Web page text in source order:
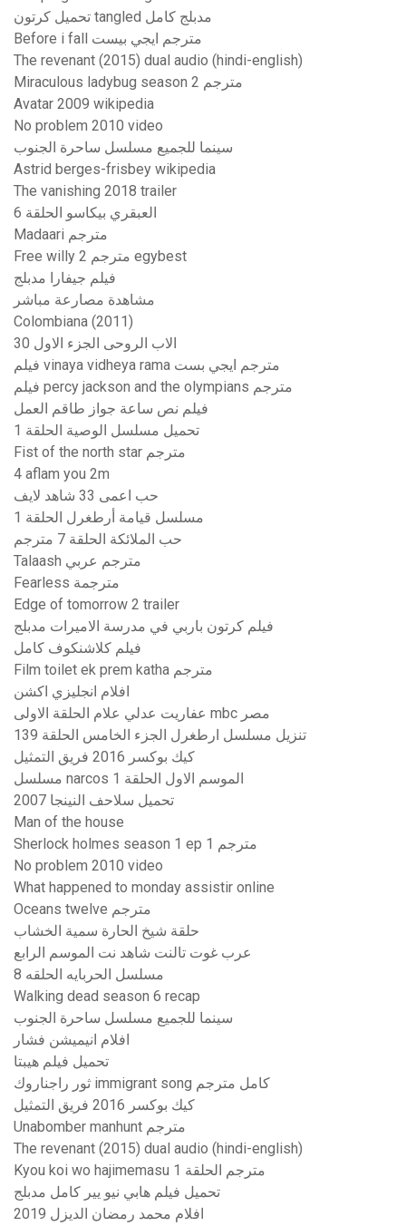
تحميل كرتون tangled مدبلج كامل
Before i fall مترجم ايجي بيست
The revenant (2015) dual audio (hindi-english)
Miraculous ladybug season 2 مترجم
Avatar 2009 wikipedia
No problem 2010 video
سينما للجميع مسلسل ساحرة الجنوب
Astrid berges-frisbey wikipedia
The vanishing 2018 trailer
العبقري بيكاسو الحلقة 6
Madaari مترجم
Free willy 2 مترجم egybest
فيلم جيفارا مدبلج
مشاهدة مصارعة مباشر
Colombiana (2011)
الاب الروحى الجزء الاول 30
فيلم vinaya vidheya rama مترجم ايجي بست
فيلم percy jackson and the olympians مترجم
فيلم نص ساعة جواز طاقم العمل
تحميل مسلسل الوصية الحلقة 1
Fist of the north star مترجم
4 aflam you 2m
حب اعمى 33 شاهد لايف
مسلسل قيامة أرطغرل الحلقة 1
حب الملائكة الحلقة 7 مترجم
Talaash مترجم عربي
Fearless مترجمة
Edge of tomorrow 2 trailer
فيلم كرتون باربي في مدرسة الاميرات مدبلج
فيلم كلاشنكوف كامل
Film toilet ek prem katha مترجم
افلام انجليزي اكشن
عفاريت عدلي علام الحلقة الاولى mbc مصر
تنزيل مسلسل ارطغرل الجزء الخامس الحلقة 139
كيك بوكسر 2016 فريق التمثيل
مسلسل narcos الموسم الاول الحلقة 1
تحميل سلاحف النينجا 2007
Man of the house
Sherlock holmes season 1 ep 1 مترجم
No problem 2010 video
What happened to monday assistir online
Oceans twelve مترجم
حلقة شيخ الحارة سمية الخشاب
عرب غوت تالنت شاهد نت الموسم الرابع
مسلسل الحربايه الحلقه 8
Walking dead season 6 recap
سينما للجميع مسلسل ساحرة الجنوب
افلام انيميشن فشار
تحميل فيلم هيبتا
ثور راجناروك immigrant song كامل مترجم
كيك بوكسر 2016 فريق التمثيل
Unabomber manhunt مترجم
The revenant (2015) dual audio (hindi-english)
Kyou koi wo hajimemasu مترجم الحلقة 1
تحميل فيلم هابي نيو يير كامل مدبلج
افلام محمد رمضان الديزل 2019